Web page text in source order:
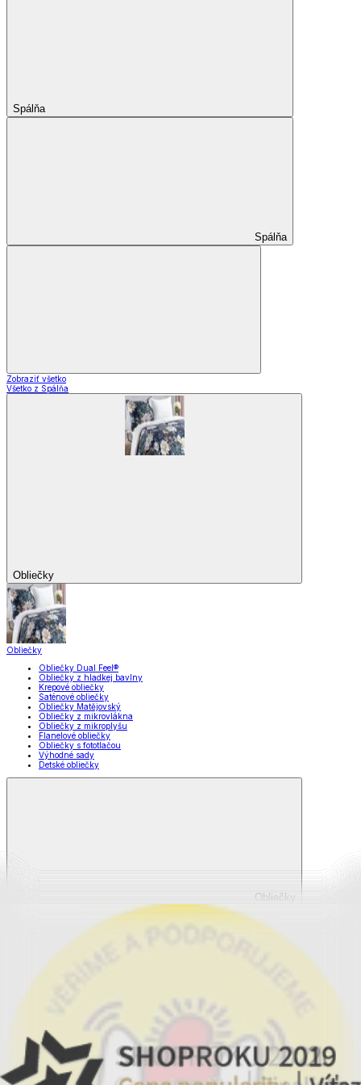
Spálňa
Spálňa
Zobraziť všetko
Všetko z Spálňa
Obliečky
Obliečky
Obliečky Dual Feel®
Obliečky z hladkej bavlny
Krepové obliečky
Saténové obliečky
Obliečky Matějovský
Obliečky z mikrovlákna
Obliečky z mikroplyšu
Flanelové obliečky
Obliečky s fototlačou
Výhodné sady
Detské obliečky
Obliečky
Zobraziť všetko
Všetko z Obliečky